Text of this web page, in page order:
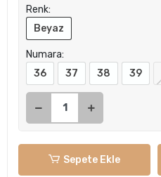
Renk:
Beyaz
Numara:
36
37 38 39
Sepete Ekle